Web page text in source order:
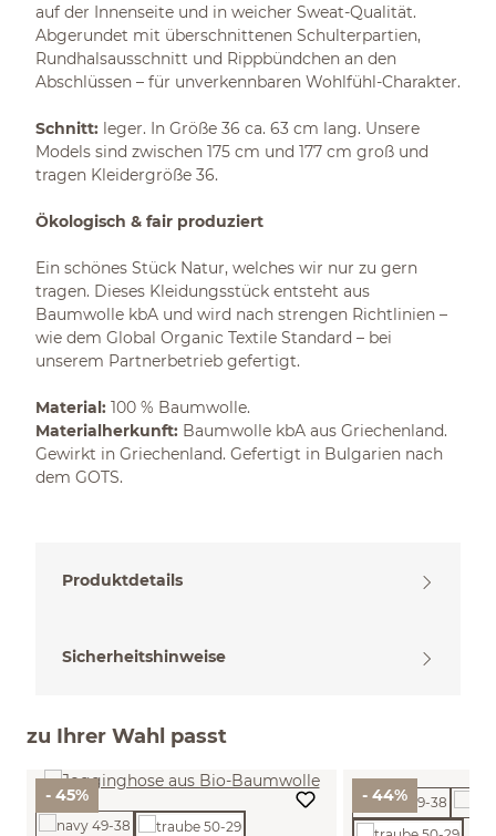
auf der Innenseite und in weicher Sweat-Qualität.
Abgerundet mit überschnittenen Schulterpartien,
Rundhalsausschnitt und Rippbündchen an den
Abschlüssen – für unverkennbaren Wohlfühl-Charakter.
Schnitt: leger. In Größe 36 ca. 63 cm lang. Unsere
Models sind zwischen 175 cm und 177 cm groß und
tragen Kleidergröße 36.
Ökologisch & fair produziert
Ein schönes Stück Natur, welches wir nur zu gern
tragen. Dieses Kleidungsstück entsteht aus
Baumwolle kbA und wird nach strengen Richtlinien –
wie dem Global Organic Textile Standard – bei
unserem Partnerbetrieb gefertigt.
Material: 100 % Baumwolle.
Materialherkunft: Baumwolle kbA aus Griechenland.
Gewirkt in Griechenland. Gefertigt in Bulgarien nach
dem GOTS.
Produktdetails
Sicherheitshinweise
zu Ihrer Wahl passt
- 45% - 44%